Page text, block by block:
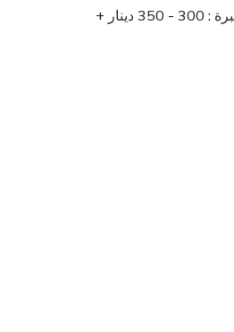
الراتب حسب الخبرة : 300 - 350 دينار +